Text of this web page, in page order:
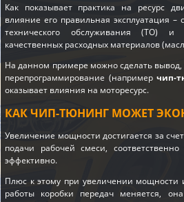
Как показывает практика на ресурс
влияние его правильная эксплуатация –
технического обслуживания (ТО) и
качественных расходных материалов
На данном примере можно сделать
перепрограммирование (напримерчип-
оказывает влияния на моторесурс.
КАК ЧИП-ТЮНИНГ МОЖЕТ
Увеличение мощности достигается за
подачи рабочей смеси, соответственно
эффективно.
Плюс к этому при увеличении мощности
работы коробки передач меняется,